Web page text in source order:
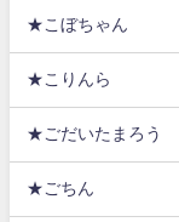
★こぼちゃん
★こりんら
★ごだいたまろう
★ごちん